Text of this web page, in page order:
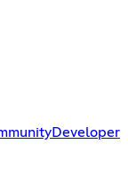
Developer